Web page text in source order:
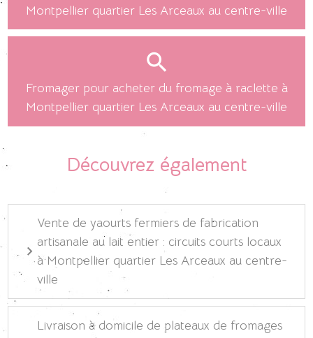
Montpellier quartier Les Arceaux au centre-ville
Fromager pour acheter du fromage à raclette à
Montpellier quartier Les Arceaux au centre-ville
Découvrez également
Vente de yaourts fermiers de fabrication
artisanale au lait entier : circuits courts locaux
à Montpellier quartier Les Arceaux au centre-
ville
Livraison à domicile de plateaux de fromages